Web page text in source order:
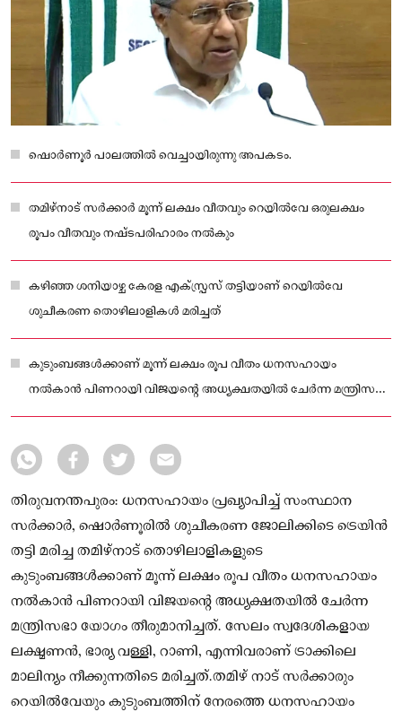
ഷൊര്‍ണൂര്‍ പാലത്തില്‍ വെച്ചായിരുന്നു അപകടം.
തമിഴ്‌നാട് സര്‍ക്കാര്‍ മൂന്ന് ലക്ഷം വീതവും റെയില്‍വേ ഒരുലക്ഷം
രൂപം വീതവും നഷ്ടപരിഹാരം നല്‍കും
കഴിഞ്ഞ ശനിയാഴ്ച കേരള എക്‌സ്പ്രസ് തട്ടിയാണ് റെയില്‍വേ
ശുചീകരണ തൊഴിലാളികള്‍ മരിച്ചത്
കുടുംബങ്ങള്‍ക്കാണ് മൂന്ന് ലക്ഷം രൂപ വീതം ധനസഹായം
നല്‍കാന്‍ പിണറായി വിജയന്റെ അധ്യക്ഷതയില്‍ ചേര്‍ന്ന മന്ത്രിസഭാ
യോഗം തീരുമാനിച്ചത്
തിരുവനന്തപുരം: ധനസഹായം പ്രഖ്യാപിച്ച് സംസ്ഥാന
സര്‍ക്കാര്‍, ഷൊര്‍ണൂരില്‍ ശുചീകരണ ജോലിക്കിടെ ട്രെയിന്‍
തട്ടി മരിച്ച തമിഴ്‌നാട് തൊഴിലാളികളുടെ
കുടുംബങ്ങള്‍ക്കാണ് മൂന്ന് ലക്ഷം രൂപ വീതം ധനസഹായം
നല്‍കാന്‍ പിണറായി വിജയന്റെ അധ്യക്ഷതയില്‍ ചേര്‍ന്ന
മന്ത്രിസഭാ യോഗം തീരുമാനിച്ചത്. സേലം സ്വദേശികളായ
ലക്ഷ്മണന്‍, ഭാര്യ വള്ളി, റാണി, എന്നിവരാണ് ട്രാക്കിലെ
മാലിന്യം നീക്കുന്നതിടെ മരിച്ചത്.തമിഴ് നാട് സര്‍ക്കാരും
റെയില്‍വേയും കുടുംബത്തിന് നേരത്തെ ധനസഹായം